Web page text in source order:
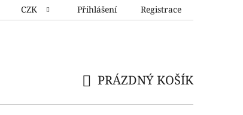
CZK Přihlášení Registrace
PRÁZDNÝ KOŠÍK